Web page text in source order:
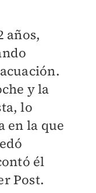
años,
y la
lo
en la que
él
Post.